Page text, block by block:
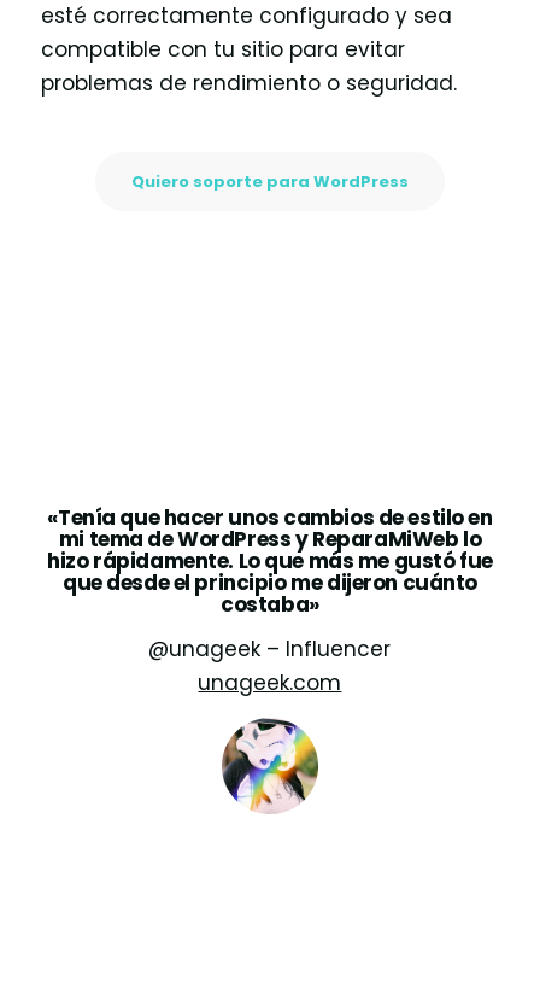
esté correctamente configurado y sea
compatible con tu sitio para evitar
problemas de rendimiento o seguridad.
Quiero soporte para WordPress
«Tenía que hacer unos cambios de estilo en
mi tema de WordPress y ReparaMiWeb lo
hizo rápidamente. Lo que más me gustó fue
que desde el principio me dijeron cuánto
costaba»
@unageek – Influencer
unageek.com